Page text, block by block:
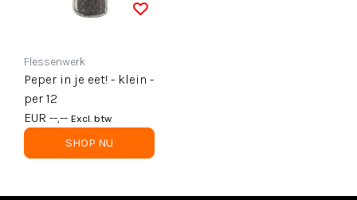
Flessenwerk
Peper in je eet! - klein -
per 12
EUR --,-- Excl. btw
SHOP NU